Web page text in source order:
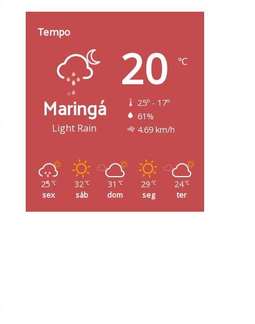
Tempo
Maringá
Light Rain
20 ℃
25º - 17º
61%
4.69 km/h
25 ℃
sex
32 ℃
sáb
31 ℃
dom
29 ℃
seg
24 ℃
ter